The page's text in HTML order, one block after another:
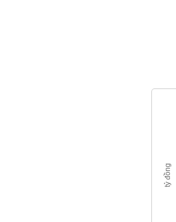
tỷ đồng